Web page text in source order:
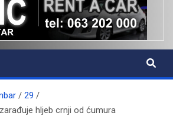
29
hljeb crnji od ćumura